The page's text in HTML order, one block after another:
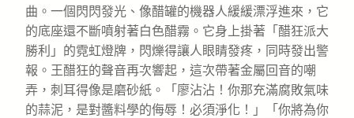
曲。一個閃閃發光、像醋罐的機器人緩緩漂浮進來，它
的底座還不斷噴射著白色醋霧。它身上掛著「醋狂派大
勝利」的霓虹燈牌，閃爍得讓人眼睛發疼，同時發出警
報。王醋狂的聲音再次響起，這次帶著金屬回音的嘲
弄，刺耳得像是磨砂紙。「廖沾沾！你那充滿腐敗氣味
的蒜泥，是對醬料學的侮辱！必須淨化！」「你將為你